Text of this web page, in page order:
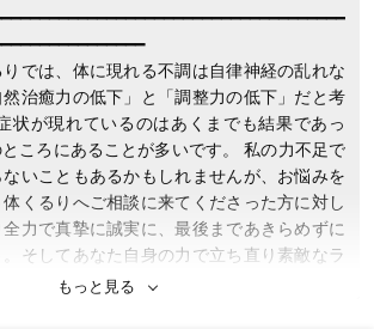
では、体に現れる不調は自律神経の乱れな
治癒力の低下」と「調整力の低下」だと考
状が現れているのはあくまでも結果であっ
ころにあることが多いです。 私の力不足で
いこともあるかもしれませんが、お悩みを
くるりへご相談に来てくださった方に対し
力で真摯に誠実に、最後まであきらめずに
そしてあなた自身の力で立ち直り素敵なラ
成していただく。そんな場所が鍼灸と整う体
もっと見る